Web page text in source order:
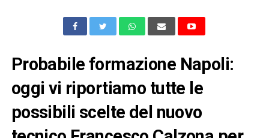
Probabile formazione Napoli:
oggi vi riportiamo tutte le
possibili scelte del nuovo